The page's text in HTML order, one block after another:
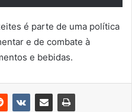
é parte de uma política
e de combate à
e bebidas.